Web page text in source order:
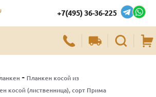
+7(495) 36-36-225
- Планкен косой из
косой (лиственница), сорт Прима